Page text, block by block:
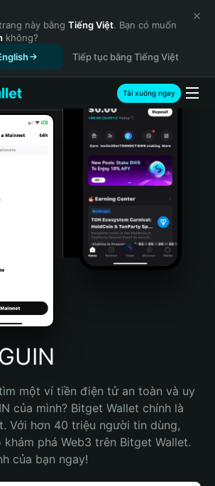
này bằng Tiếng Việt. Bạn có muốn
không?
Tiếp tục bằng Tiếng Việt
Tải xuống ngay
một ví tiền điện tử an toàn và uy
của mình? Bitget Wallet chính là
Với hơn 40 triệu người tin dùng,
phá Web3 trên Bitget Wallet.
của bạn ngay!